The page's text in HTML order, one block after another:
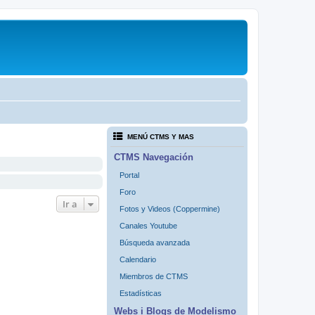
Ir a
MENÚ CTMS Y MAS
CTMS Navegación
Portal
Foro
Fotos y Videos (Coppermine)
Canales Youtube
Búsqueda avanzada
Calendario
Miembros de CTMS
Estadísticas
Webs i Blogs de Modelismo